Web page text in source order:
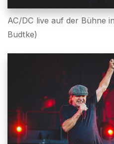
AC/DC live auf der Bühne
Budtke)